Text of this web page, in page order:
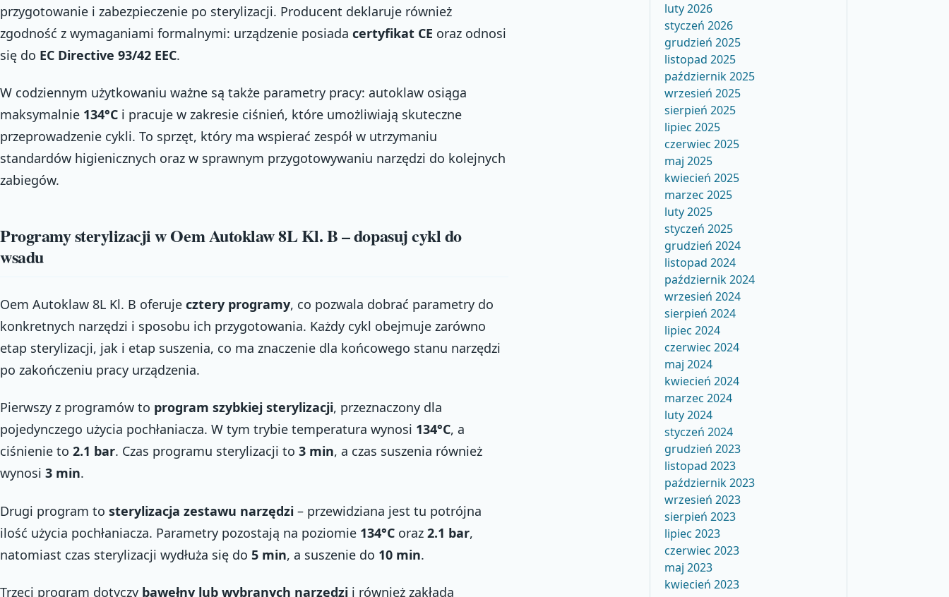
przygotowanie i zabezpieczenie po sterylizacji. Producent deklaruje również
zgodność z wymaganiami formalnymi: urządzenie posiada certyfikat CE oraz odnosi
się do EC Directive 93/42 EEC.
W codziennym użytkowaniu ważne są także parametry pracy: autoklaw osiąga
maksymalnie 134°C i pracuje w zakresie ciśnień, które umożliwiają skuteczne
przeprowadzenie cykli. To sprzęt, który ma wspierać zespół w utrzymaniu
standardów higienicznych oraz w sprawnym przygotowywaniu narzędzi do kolejnych
zabiegów.
Programy sterylizacji w Oem Autoklaw 8L Kl. B – dopasuj cykl do
wsadu
Oem Autoklaw 8L Kl. B oferuje cztery programy, co pozwala dobrać parametry do
konkretnych narzędzi i sposobu ich przygotowania. Każdy cykl obejmuje zarówno
etap sterylizacji, jak i etap suszenia, co ma znaczenie dla końcowego stanu narzędzi
po zakończeniu pracy urządzenia.
Pierwszy z programów to program szybkiej sterylizacji, przeznaczony dla
pojedynczego użycia pochłaniacza. W tym trybie temperatura wynosi 134°C, a
ciśnienie to 2.1 bar. Czas programu sterylizacji to 3 min, a czas suszenia również
wynosi 3 min.
Drugi program to sterylizacja zestawu narzędzi – przewidziana jest tu potrójna
ilość użycia pochłaniacza. Parametry pozostają na poziomie 134°C oraz 2.1 bar,
natomiast czas sterylizacji wydłuża się do 5 min, a suszenie do 10 min.
Trzeci program dotyczy bawełny lub wybranych narzędzi i również zakłada
luty 2026
styczeń 2026
grudzień 2025
listopad 2025
październik 2025
wrzesień 2025
sierpień 2025
lipiec 2025
czerwiec 2025
maj 2025
kwiecień 2025
marzec 2025
luty 2025
styczeń 2025
grudzień 2024
listopad 2024
październik 2024
wrzesień 2024
sierpień 2024
lipiec 2024
czerwiec 2024
maj 2024
kwiecień 2024
marzec 2024
luty 2024
styczeń 2024
grudzień 2023
listopad 2023
październik 2023
wrzesień 2023
sierpień 2023
lipiec 2023
czerwiec 2023
maj 2023
kwiecień 2023